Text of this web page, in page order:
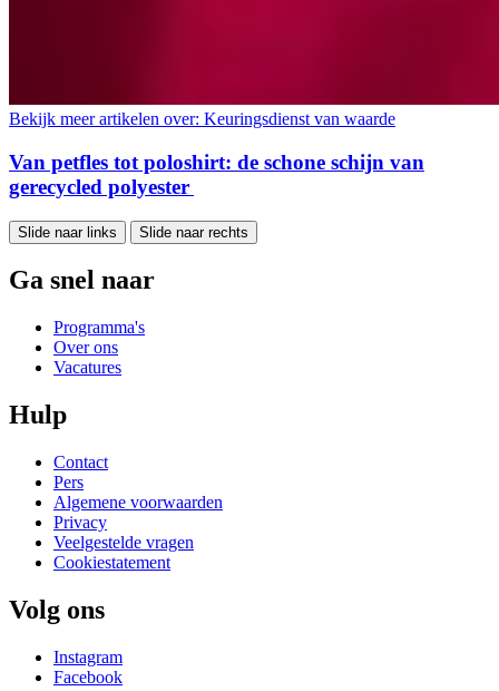
Bekijk meer artikelen over: Keuringsdienst van waarde
Van petfles tot poloshirt: de schone schijn van
gerecycled polyester
Slide naar links Slide naar rechts
Ga snel naar
Programma's
Over ons
Vacatures
Hulp
Contact
Pers
Algemene voorwaarden
Privacy
Veelgestelde vragen
Cookiestatement
Volg ons
Instagram
Facebook